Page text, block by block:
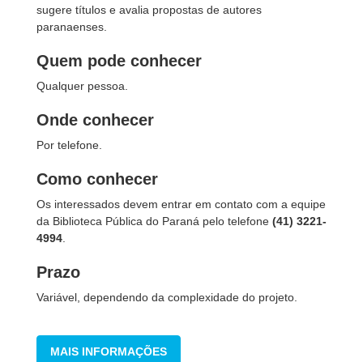
sugere títulos e avalia propostas de autores
paranaenses.
Quem pode conhecer
Qualquer pessoa.
Onde conhecer
Por telefone.
Como conhecer
Os interessados devem entrar em contato com a equipe
da Biblioteca Pública do Paraná pelo telefone (41) 3221-
4994
Prazo
Variável, dependendo da complexidade do projeto.
MAIS INFORMAÇÕES